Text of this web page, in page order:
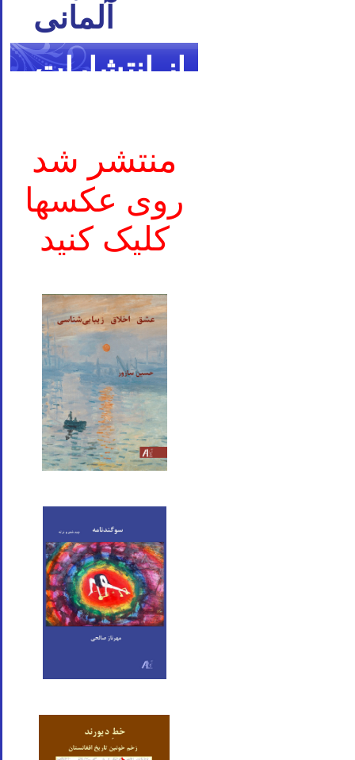
آلمانی
از انتشارات
منتشر شد
روی عکسها
کلیک کنید